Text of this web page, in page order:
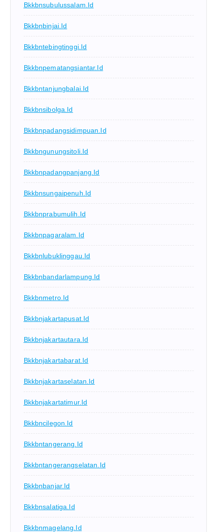
Bkkbnsubulussalam.id
Bkkbnbinjai.id
Bkkbntebingtinggi.id
Bkkbnpematangsiantar.id
Bkkbntanjungbalai.id
Bkkbnsibolga.id
Bkkbnpadangsidimpuan.id
Bkkbngunungsitoli.id
Bkkbnpadangpanjang.id
Bkkbnsungaipenuh.id
Bkkbnprabumulih.id
Bkkbnpagaralam.id
Bkkbnlubuklinggau.id
Bkkbnbandarlampung.id
Bkkbnmetro.id
Bkkbnjakartapusat.id
Bkkbnjakartautara.id
Bkkbnjakartabarat.id
Bkkbnjakartaselatan.id
Bkkbnjakartatimur.id
Bkkbncilegon.id
Bkkbntangerang.id
Bkkbntangerangselatan.id
Bkkbnbanjar.id
Bkkbnsalatiga.id
Bkkbnmagelang.id